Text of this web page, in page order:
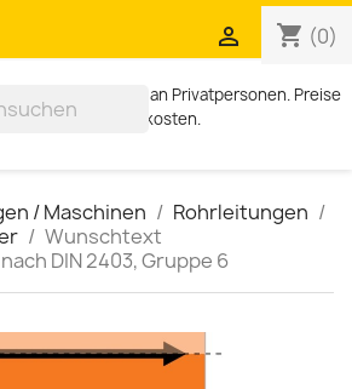
shopping_cart (0)

Kein Verkauf an Privatpersonen. Preise
und Versandkosten.
/ Maschinen
Rohrleitungen
Wunschtext
DIN 2403, Gruppe 6